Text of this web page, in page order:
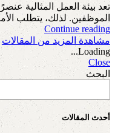
تعد بيئة العمل المثالية
الموظفين. لذلك، يتطلب
Continue reading
مشاهدة المزيد من المقالات
Loading...
Close
البحث
أحدث المقالات